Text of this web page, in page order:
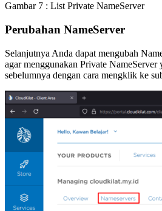
Gambar 7 : List Private NameServer
Perubahan NameServer
Selanjutnya Anda dapat mengubah
agar menggunakan Private NameServer
sebelumnya dengan cara mengklik ke